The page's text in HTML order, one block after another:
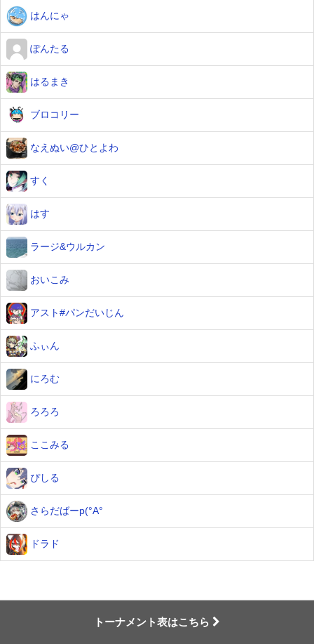
はんにゃ
ぽんたる
はるまき
ブロコリー
なえぬい@ひとよわ
すく
はす
ラージ&ウルカン
おいこみ
アスト#パンだいじん
ふぃん
にろむ
ろろろ
ここみる
ぴしる
さらだばーp(°A°
ドラド
トーナメント表はこちら